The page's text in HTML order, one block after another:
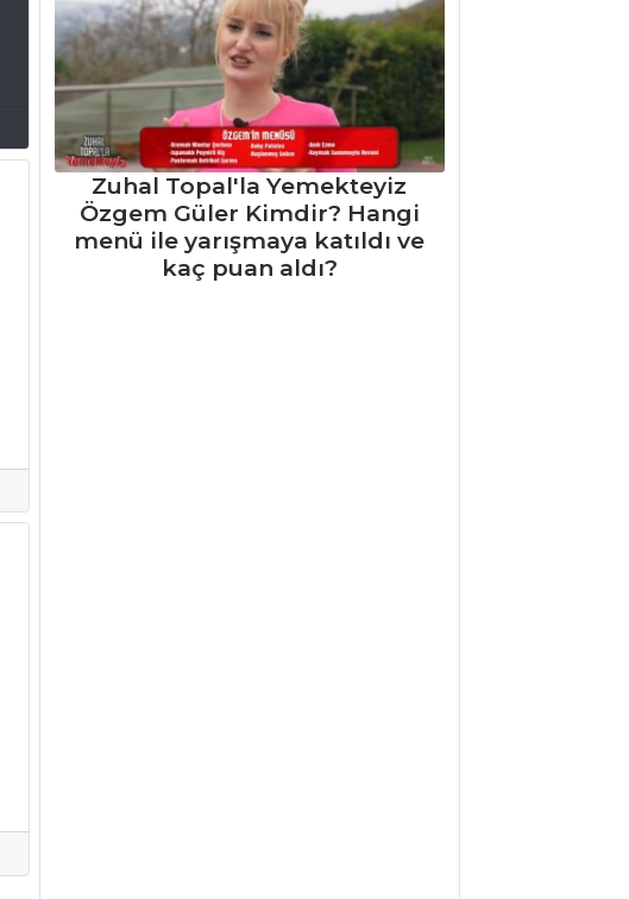
Zuhal Topal'la Yemekteyiz
Özgem Güler Kimdir? Hangi
menü ile yarışmaya katıldı ve
kaç puan aldı?